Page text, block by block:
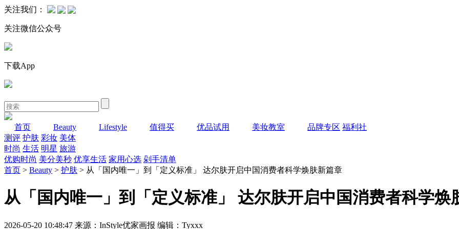
关注我们：
关注微信公众号
下载App
首页 Beauty Lifestyle 值得买 优品试用 美妆教室 品牌专区 福利社
测评 护肤 彩妆 美体
时尚 生活 明星 旅游
优购时尚 美分美秒 优享生活 家用心选 剁手清单
首页 > Beauty > 护肤 > 从「国内唯一」到「定义标准」 达尔肤开启中国消费者科学焕肤新篇章
从「国内唯一」到「定义标准」 达尔肤开启中国消费者科学焕
2026-05-20 10:48:47 来源：InStyle优家画报 编辑：Tyxxx